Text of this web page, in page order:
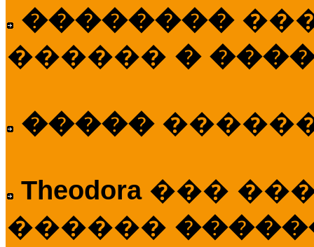
��������
������ �
�����
Theodora ���
������